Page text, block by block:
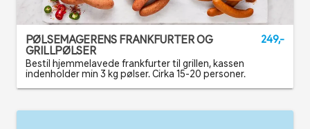
PØLSEMAGERENS FRANKFURTER OG
GRILLPØLSER
249,-
Bestil hjemmelavede frankfurter til grillen, kassen
indenholder min 3 kg pølser. Cirka 15-20 personer.